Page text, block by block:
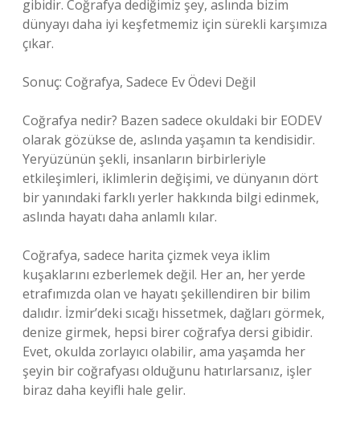
gibidir. Coğrafya dediğimiz şey, aslında bizim
dünyayı daha iyi keşfetmemiz için sürekli karşımıza
çıkar.
Sonuç: Coğrafya, Sadece Ev Ödevi Değil
Coğrafya nedir? Bazen sadece okuldaki bir EODEV
olarak gözükse de, aslında yaşamın ta kendisidir.
Yeryüzünün şekli, insanların birbirleriyle
etkileşimleri, iklimlerin değişimi, ve dünyanın dört
bir yanındaki farklı yerler hakkında bilgi edinmek,
aslında hayatı daha anlamlı kılar.
Coğrafya, sadece harita çizmek veya iklim
kuşaklarını ezberlemek değil. Her an, her yerde
etrafımızda olan ve hayatı şekillendiren bir bilim
dalıdır. İzmir’deki sıcağı hissetmek, dağları görmek,
denize girmek, hepsi birer coğrafya dersi gibidir.
Evet, okulda zorlayıcı olabilir, ama yaşamda her
şeyin bir coğrafyası olduğunu hatırlarsanız, işler
biraz daha keyifli hale gelir.